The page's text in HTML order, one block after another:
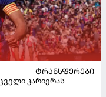
ᲢᲠᲐᲜᲡᲤᲔᲠᲔᲑᲘ
კარიერას